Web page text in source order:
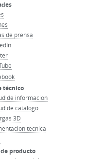
de prensa
técnico
de informacion
de catalogo
3D
tecnica
producto